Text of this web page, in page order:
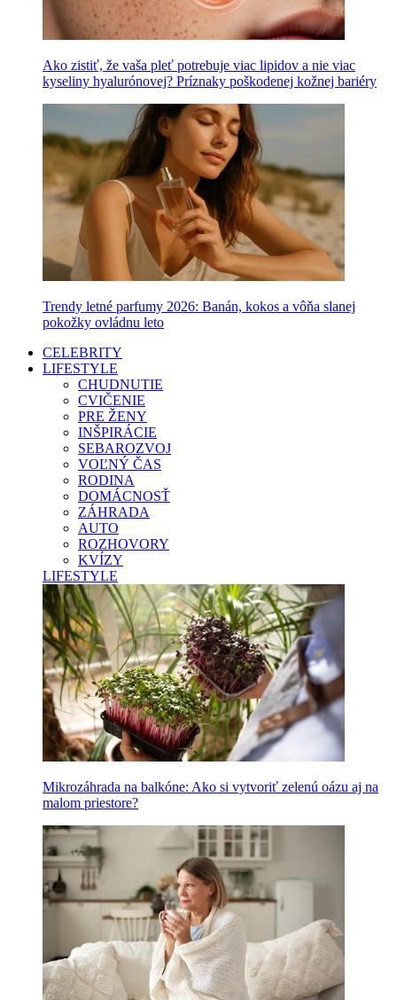
Ako zistiť, že vaša pleť potrebuje viac lipidov a nie viac
kyseliny hyalurónovej? Príznaky poškodenej kožnej bariéry
Trendy letné parfumy 2026: Banán, kokos a vôňa slanej
pokožky ovládnu leto
CELEBRITY
LIFESTYLE
CHUDNUTIE
CVIČENIE
PRE ŽENY
INŠPIRÁCIE
SEBAROZVOJ
VOĽNÝ ČAS
RODINA
DOMÁCNOSŤ
ZÁHRADA
AUTO
ROZHOVORY
KVÍZY
LIFESTYLE
Mikrozáhrada na balkóne: Ako si vytvoriť zelenú oázu aj na
malom priestore?